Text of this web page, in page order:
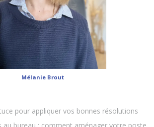
Mélanie Brout
pour appliquer vos bonnes résolutions